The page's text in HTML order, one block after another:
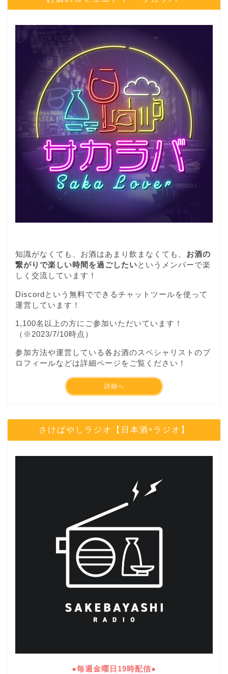
知識がなくても、お酒はあまり飲まなくても、 お酒の
繋がりで楽しい時間を過ごしたいというメンバーで楽
しく交流しています！
Discordという無料でできるチャットツールを使って
運営しています！
1,100名以上の方にご参加いただいています！
（※2023/7/10時点）
参加方法や運営している各お酒のスペシャリストのプ
ロフィールなどは詳細ページをご覧ください！
詳細へ
さけばやしラジオ【日本酒×ラジオ】
●毎週金曜日19時配信●